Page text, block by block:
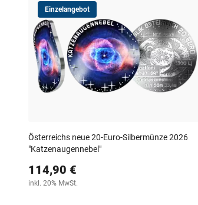
Einzelangebot
Österreichs neue 20-Euro-Silbermünze 2026
"Katzenaugennebel"
114,90 €
inkl. 20% MwSt.